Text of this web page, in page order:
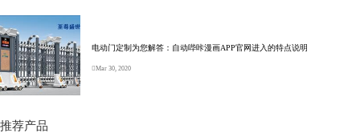
电动门定制为您解答：自动哔咔漫画APP官网进入的特点说明
Mar 30, 2020
推荐产品